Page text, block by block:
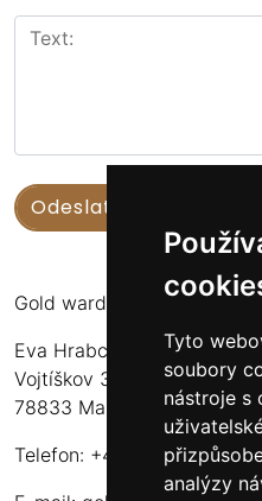
Tyto
soubory
nástroje s
analýzy
Gold warden
Eva Hrabcová
Vojtíškov 3
78833 Malá Morava
Telefon: +420 777 549 171